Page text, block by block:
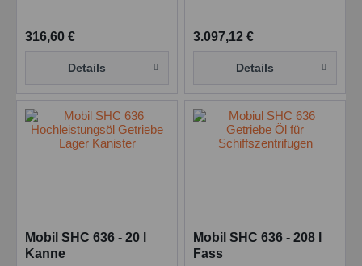
316,60 €
Details
3.097,12 €
Details
Mobil SHC 636 - 20 l
Kanne
Mobil SHC 636 - 208 l
Fass